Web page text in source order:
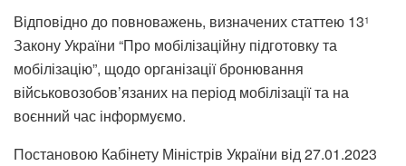
Відповідно до повноважень, визначених статтею 131
Закону України “Про мобілізаційну підготовку та
мобілізацію”, щодо організації бронювання
військовозобов’язаних на період мобілізації та на
воєнний час інформуємо.
Постановою Кабінету Міністрів України від 27.01.2023